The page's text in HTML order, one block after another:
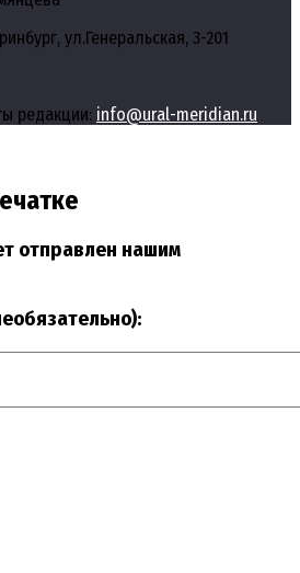
ул.Генеральская, 3-201
редакции: info@ural-meridian.ru
отправлен нашим